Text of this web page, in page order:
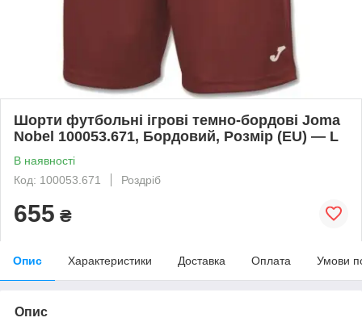
Шорти футбольні ігрові темно-бордові Joma
Nobel 100053.671, Бордовий, Розмір (EU) — L
В наявності
Код: 100053.671
Роздріб
655 ₴
Опис Характеристики Доставка Оплата Умови
Опис